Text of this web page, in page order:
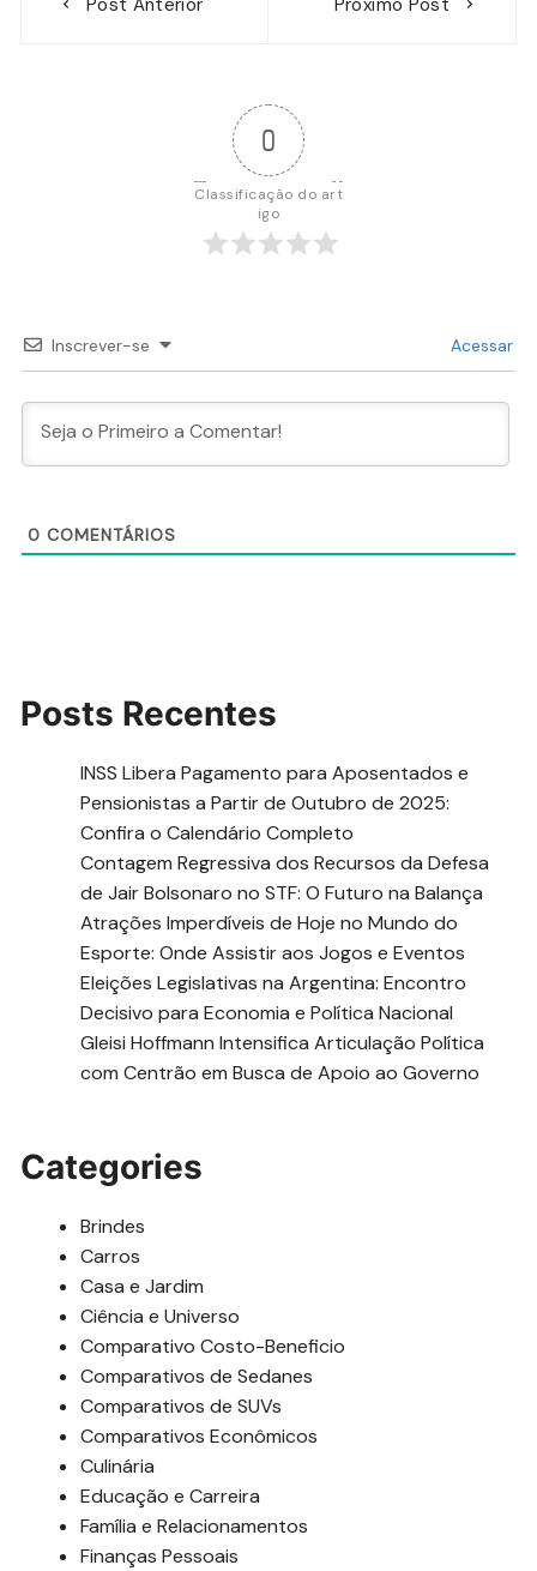
0
Classificação do art
igo
Inscrever-se Acessar
0 COMENTÁRIOS
Posts Recentes
INSS Libera Pagamento para Aposentados e
Pensionistas a Partir de Outubro de 2025:
Confira o Calendário Completo
Contagem Regressiva dos Recursos da Defesa
de Jair Bolsonaro no STF: O Futuro na Balança
Atrações Imperdíveis de Hoje no Mundo do
Esporte: Onde Assistir aos Jogos e Eventos
Eleições Legislativas na Argentina: Encontro
Decisivo para Economia e Política Nacional
Gleisi Hoffmann Intensifica Articulação Política
com Centrão em Busca de Apoio ao Governo
Categories
Brindes
Carros
Casa e Jardim
Ciência e Universo
Comparativo Costo-Beneficio
Comparativos de Sedanes
Comparativos de SUVs
Comparativos Econômicos
Culinária
Educação e Carreira
Família e Relacionamentos
Finanças Pessoais